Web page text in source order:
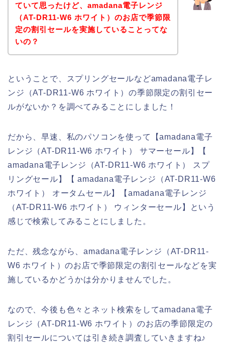
ていて思ったけど、amadana電子レンジ
（AT-DR11-W6 ホワイト）のお店で季節限
定の割引セールを実施していることってな
いの？
ということで、スプリングセールなどamadana電子レ
ンジ（AT-DR11-W6 ホワイト）の季節限定の割引セー
ルがないか？を調べてみることにしました！
だから、早速、私のパソコンを使って【amadana電子
レンジ（AT-DR11-W6 ホワイト） サマーセール】【
amadana電子レンジ（AT-DR11-W6 ホワイト） スプ
リングセール】【 amadana電子レンジ（AT-DR11-W6
ホワイト） オータムセール】【amadana電子レンジ
（AT-DR11-W6 ホワイト） ウィンターセール】という
感じで検索してみることにしました。
ただ、残念ながら、amadana電子レンジ（AT-DR11-
W6 ホワイト）のお店で季節限定の割引セールなどを実
施しているかどうかは分かりませんでした。
なので、今後も色々とネット検索をしてamadana電子
レンジ（AT-DR11-W6 ホワイト）のお店の季節限定の
割引セールについては引き続き調査していきますね♪